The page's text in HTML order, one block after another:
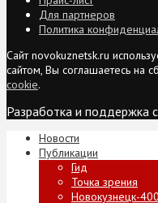
Для партнеров
Политика
Сайт novokuznetsk.ru
сайтом, Вы соглашаетесь на
cookie.
Разработка и поддержка
Новости
Публикации
Гид
Точка зрения
Новокузнецк-400